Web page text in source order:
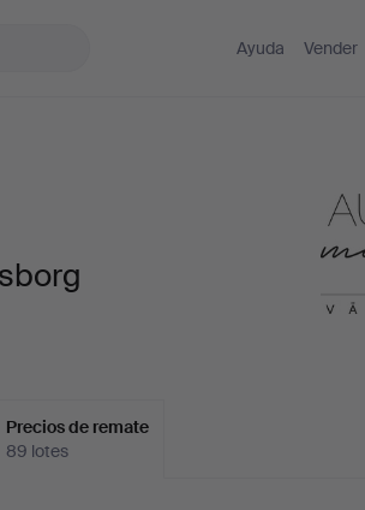
Ayuda Vender
Precios de remate
89 lotes